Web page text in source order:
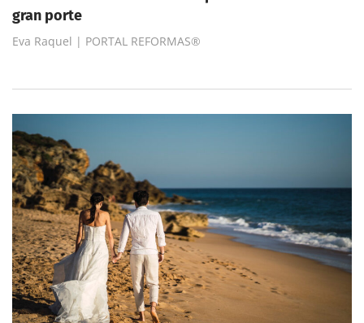
gran porte
Eva Raquel | PORTAL REFORMAS®